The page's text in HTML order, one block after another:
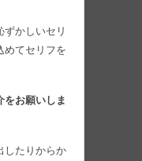
ずかしいセリ
めてセリフを
お願いしま
したりからか